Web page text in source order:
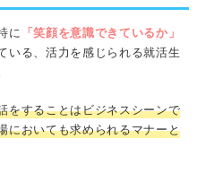
に 「笑顔を意識できているか」
いる、活力を感じられる就活生
をすることはビジネスシーンで
においても求められるマナーと